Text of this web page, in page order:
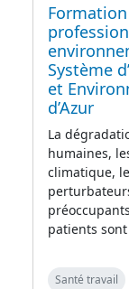
Système
et
d’Azur
La
humaines,
climatique,
patients
Santé travail